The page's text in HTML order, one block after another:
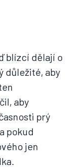
blízcí dělají o
důležité, aby
aby
prý
pokud
jen